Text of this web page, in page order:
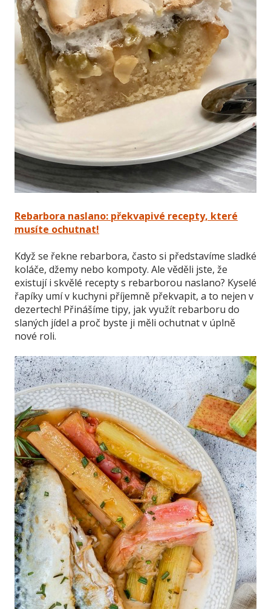
Rebarbora naslano: překvapivé recepty, které
musíte ochutnat!
Když se řekne rebarbora, často si představíme sladké
koláče, džemy nebo kompoty. Ale věděli jste, že
existují i skvělé recepty s rebarborou naslano? Kyselé
řapíky umí v kuchyni příjemně překvapit, a to nejen v
dezertech! Přinášíme tipy, jak využít rebarboru do
slaných jídel a proč byste ji měli ochutnat v úplně
nové roli.